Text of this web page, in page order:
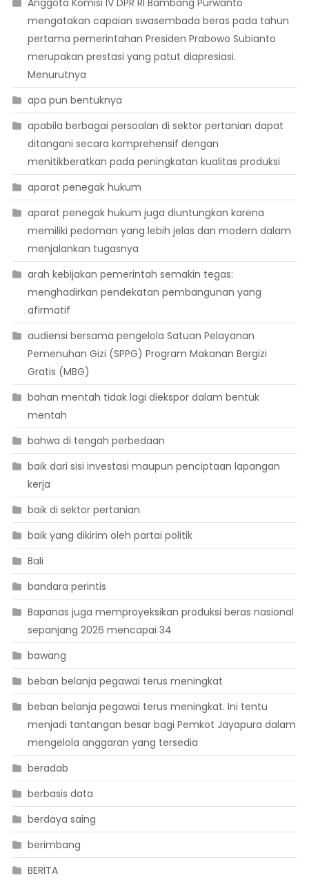
Anggota Komisi IV DPR RI Bambang Purwanto
mengatakan capaian swasembada beras pada tahun
pertama pemerintahan Presiden Prabowo Subianto
merupakan prestasi yang patut diapresiasi.
Menurutnya
apa pun bentuknya
apabila berbagai persoalan di sektor pertanian dapat
ditangani secara komprehensif dengan
menitikberatkan pada peningkatan kualitas produksi
aparat penegak hukum
aparat penegak hukum juga diuntungkan karena
memiliki pedoman yang lebih jelas dan modern dalam
menjalankan tugasnya
arah kebijakan pemerintah semakin tegas:
menghadirkan pendekatan pembangunan yang
afirmatif
audiensi bersama pengelola Satuan Pelayanan
Pemenuhan Gizi (SPPG) Program Makanan Bergizi
Gratis (MBG)
bahan mentah tidak lagi diekspor dalam bentuk
mentah
bahwa di tengah perbedaan
baik dari sisi investasi maupun penciptaan lapangan
kerja
baik di sektor pertanian
baik yang dikirim oleh partai politik
Bali
bandara perintis
Bapanas juga memproyeksikan produksi beras nasional
sepanjang 2026 mencapai 34
bawang
beban belanja pegawai terus meningkat
beban belanja pegawai terus meningkat. Ini tentu
menjadi tantangan besar bagi Pemkot Jayapura dalam
mengelola anggaran yang tersedia
beradab
berbasis data
berdaya saing
berimbang
BERITA